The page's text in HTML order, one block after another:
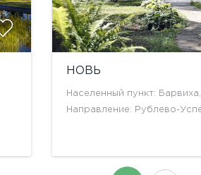
НОВЬ
Населенный пункт:
Направление: Рублево-